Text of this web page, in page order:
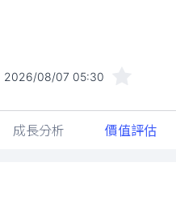
2026/08/07 05:30
成長分析 價值評估